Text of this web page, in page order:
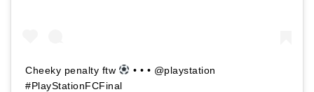
Cheeky penalty ftw
• • • @playstation
#PlayStationFCFinal